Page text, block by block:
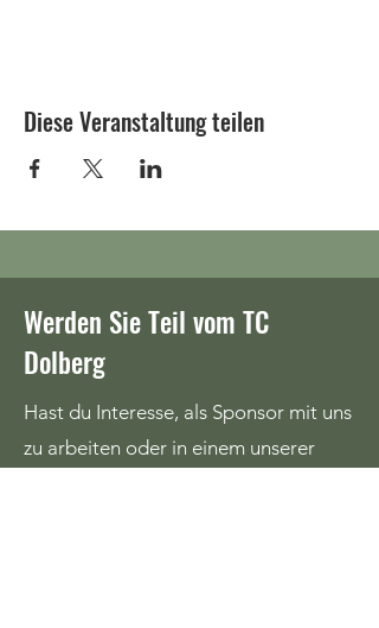
Diese Veranstaltung teilen
Werden Sie Teil vom TC
Dolberg
Hast du Interesse, als Sponsor mit uns
zu arbeiten oder in einem unserer